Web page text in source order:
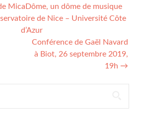
MicaDôme, un dôme de musique
de Nice – Université Côte
d’Azur
Conférence de Gaël Navard
à Biot, 26 septembre 2019,
19h →